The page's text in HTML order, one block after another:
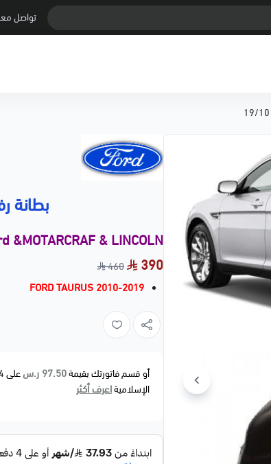
تواصل
بطانة
&MOTARCRAF & LINCOLN
390
460
FORD TAURUS 2010-2019
أو قسم فاتورتك بقيمة97.50 ر.س على
الإسلاميةاعرف أكثر